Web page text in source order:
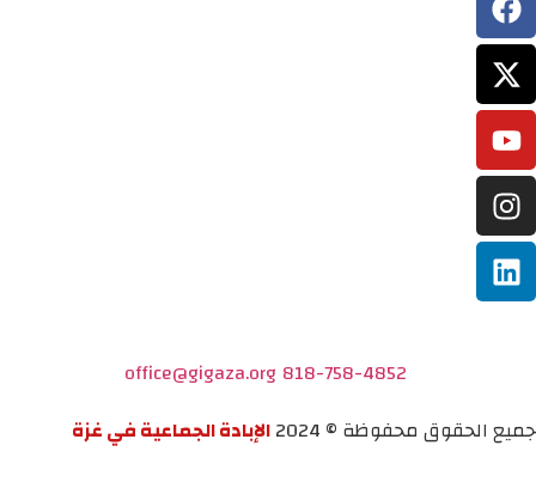
818-758-4852
office@gigaza.org
جميع الحقوق محفوظة © 2024
الإبادة الجماعية في غزة